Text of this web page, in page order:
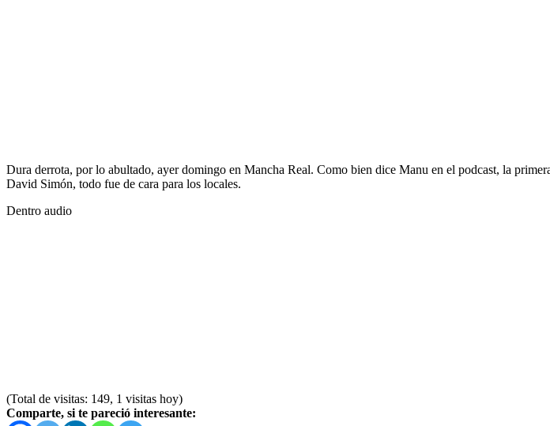
Dura derrota, por lo abultado, ayer domingo en Mancha Real. Como bien dice Manu en el podcast, la
David Simón, todo fue de cara para los locales.
Dentro audio
(Total de visitas: 149, 1 visitas hoy)
Comparte, si te pareció interesante: